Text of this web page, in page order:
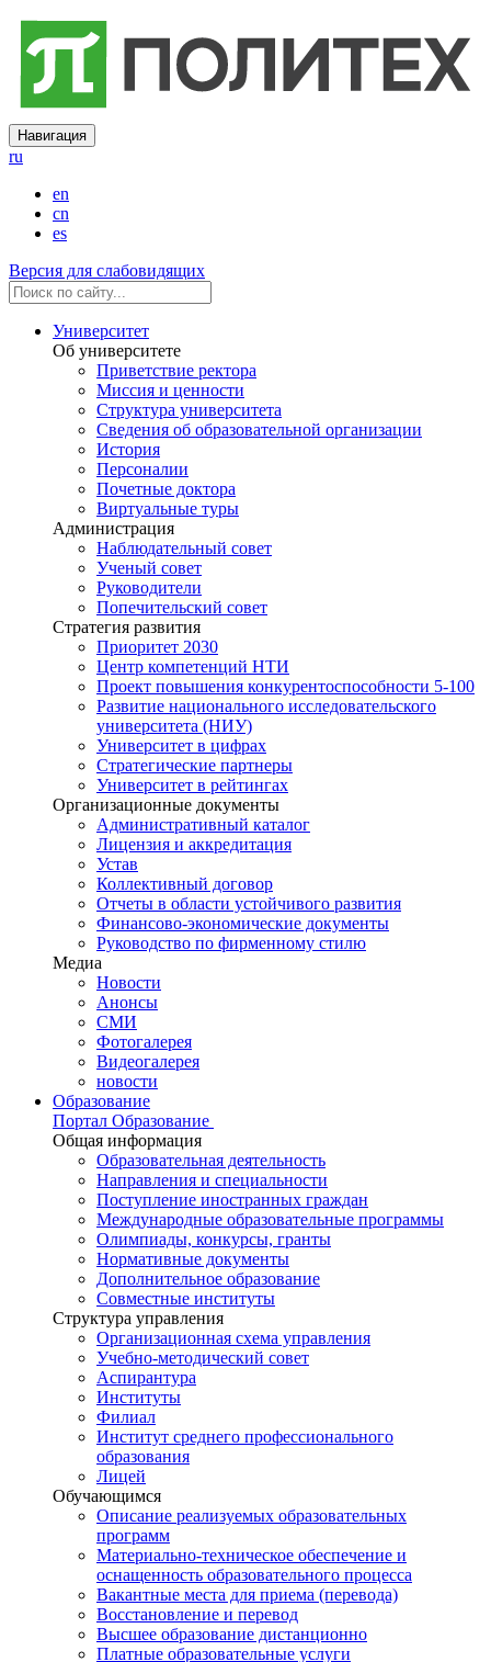
Навигация
ru
en
cn
es
Версия для слабовидящих
Университет
Об университете
Приветствие ректора
Миссия и ценности
Структура университета
Сведения об образовательной организации
История
Персоналии
Почетные доктора
Виртуальные туры
Администрация
Наблюдательный совет
Ученый совет
Руководители
Попечительский совет
Стратегия развития
Приоритет 2030
Центр компетенций НТИ
Проект повышения конкурентоспособности 5-100
Развитие национального исследовательского
университета (НИУ)
Университет в цифрах
Стратегические партнеры
Университет в рейтингах
Организационные документы
Административный каталог
Лицензия и аккредитация
Устав
Коллективный договор
Отчеты в области устойчивого развития
Финансово-экономические документы
Руководство по фирменному стилю
Медиа
Новости
Анонсы
СМИ
Фотогалерея
Видеогалерея
новости
Образование
Портал Образование
Общая информация
Образовательная деятельность
Направления и специальности
Поступление иностранных граждан
Международные образовательные программы
Олимпиады, конкурсы, гранты
Нормативные документы
Дополнительное образование
Совместные институты
Структура управления
Организационная схема управления
Учебно-методический совет
Аспирантура
Институты
Филиал
Институт среднего профессионального
образования
Лицей
Обучающимся
Описание реализуемых образовательных
программ
Материально-техническое обеспечение и
оснащенность образовательного процесса
Вакантные места для приема (перевода)
Восстановление и перевод
Высшее образование дистанционно
Платные образовательные услуги